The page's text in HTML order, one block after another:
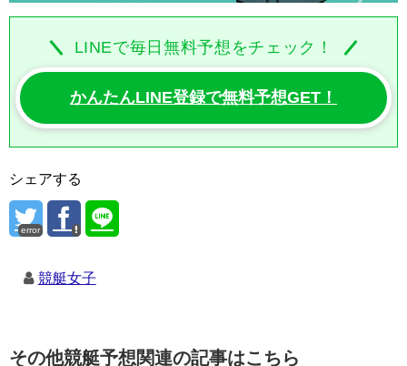
LINEで毎日無料予想をチェック！
かんたんLINE登録で無料予想GET！
シェアする
error
競艇女子
その他競艇予想関連の記事はこちら